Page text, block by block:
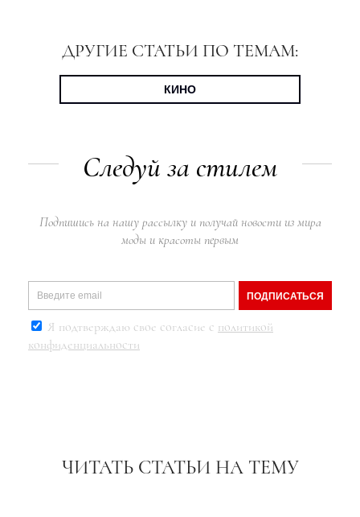
ДРУГИЕ СТАТЬИ ПО ТЕМАМ:
КИНО
Следуй за стилем
Подпишись на нашу рассылку и получай новости из мира
моды и красоты первым
ПОДПИСАТЬСЯ
Я подтверждаю свое согласие с политикой
конфиденциальности
ЧИТАТЬ СТАТЬИ НА ТЕМУ